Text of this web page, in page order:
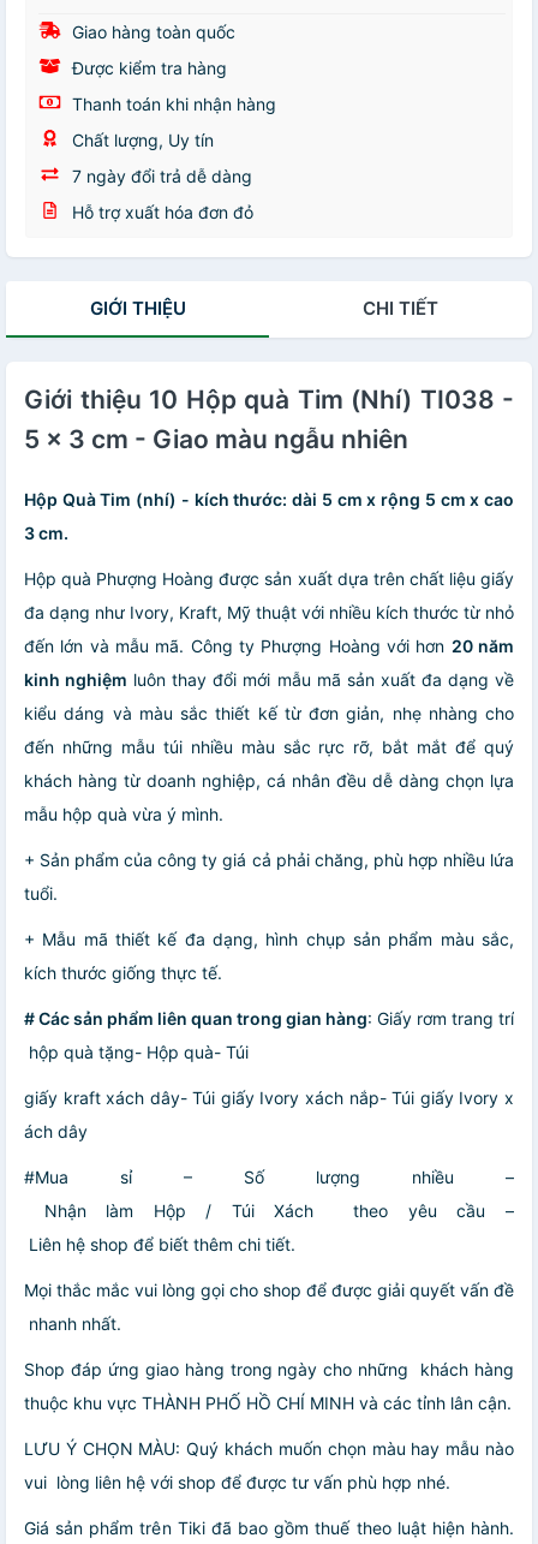
Giao hàng toàn quốc
Được kiểm tra hàng
Thanh toán khi nhận hàng
Chất lượng, Uy tín
7 ngày đổi trả dễ dàng
Hỗ trợ xuất hóa đơn đỏ
GIỚI THIỆU CHI TIẾT
Giới thiệu 10 Hộp quà Tim (Nhí) TI038 -
5 x 3 cm - Giao màu ngẫu nhiên
Hộp Quà Tim (nhí) - kích thước: dài 5 cm x rộng 5 cm x cao
3 cm.
Hộp quà Phượng Hoàng được sản xuất dựa trên chất liệu giấy
đa dạng như Ivory, Kraft, Mỹ thuật với nhiều kích thước từ nhỏ
đến lớn và mẫu mã. Công ty Phượng Hoàng với hơn 20 năm
kinh nghiệm luôn thay đổi mới mẫu mã sản xuất đa dạng về
kiểu dáng và màu sắc thiết kế từ đơn giản, nhẹ nhàng cho
đến những mẫu túi nhiều màu sắc rực rỡ, bắt mắt để quý
khách hàng từ doanh nghiệp, cá nhân đều dễ dàng chọn lựa
mẫu hộp quà vừa ý mình.
+ Sản phẩm của công ty giá cả phải chăng, phù hợp nhiều lứa
tuổi.
+ Mẫu mã thiết kế đa dạng, hình chụp sản phẩm màu sắc,
kích thước giống thực tế.
# Các sản phẩm liên quan trong gian hàng: Giấy rơm trang trí
hộp quà tặng- Hộp quà- Túi
giấy kraft xách dây- Túi giấy Ivory xách nắp- Túi giấy Ivory x
ách dây
#Mua sỉ – Số lượng nhiều –
Nhận làm Hộp / Túi Xách theo yêu cầu –
Liên hệ shop để biết thêm chi tiết.
Mọi thắc mắc vui lòng gọi cho shop để được giải quyết vấn đề
nhanh nhất.
Shop đáp ứng giao hàng trong ngày cho những khách hàng
thuộc khu vực THÀNH PHỐ HỒ CHÍ MINH và các tỉnh lân cận.
LƯU Ý CHỌN MÀU: Quý khách muốn chọn màu hay mẫu nào
vui lòng liên hệ với shop để được tư vấn phù hợp nhé.
Giá sản phẩm trên Tiki đã bao gồm thuế theo luật hiện hành.